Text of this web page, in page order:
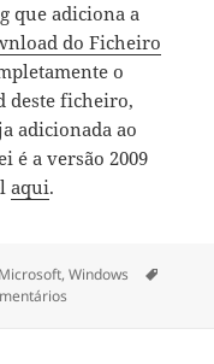
que adiciona a
do Ficheiro
o
deste ficheiro,
adicionada ao
é a versão 2009
aqui.
Microsoft,Windows